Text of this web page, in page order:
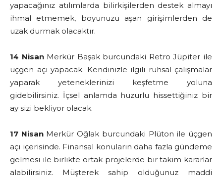
yapacağınız atılımlarda bilirkişilerden destek almayı
ihmal etmemek, boyunuzu aşan girişimlerden de
uzak durmak olacaktır.
14 NisanMerkür Başak burcundaki Retro Jüpiter ile
üçgen açı yapacak. Kendinizle ilgili ruhsal çalışmalar
yaparak yeteneklerinizi keşfetme yoluna
gidebilirsiniz. İçsel anlamda huzurlu hissettiğiniz bir
ay sizi bekliyor olacak.
17 NisanMerkür Oğlak burcundaki Plüton ile üçgen
açı içerisinde. Finansal konuların daha fazla gündeme
gelmesi ile birlikte ortak projelerde bir takım kararlar
alabilirsiniz. Müşterek sahip olduğunuz maddi